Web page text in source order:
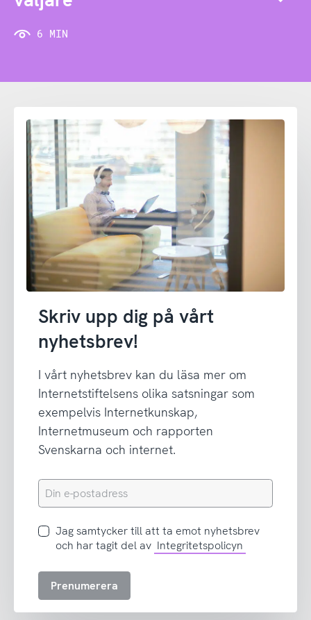
6 MIN
Skriv upp dig på vårt
nyhetsbrev!
I vårt nyhetsbrev kan du läsa mer om
Internetstiftelsens olika satsningar som
exempelvis Internetkunskap,
Internetmuseum och rapporten
Svenskarna och internet.
Din
e-
Jag
samtycker
att
Jag samtycker till att ta emot nyhetsbrev
och har tagit del av Integritetspolicyn
Prenumerera